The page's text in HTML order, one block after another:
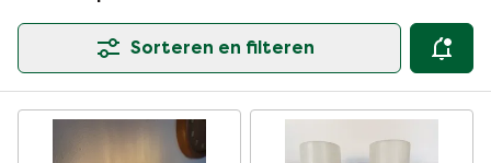
Sorteren en filteren